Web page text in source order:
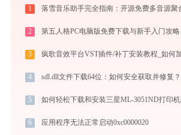
1
2
3 疯歌音效平台VST插件/补丁安装教程_如何
4 sdl.dll文件下载64位：如何安全获取并修复
5
6 应用程序无法正常启动0xc0000020